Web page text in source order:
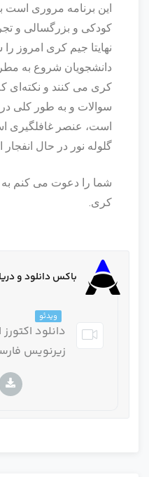
این برنامه مروری است
کودکی و بزرگسالی و
نهایتا جیم کری امروز
دانشجویان شروع به
کری می کنند و نکته‌ای
سوالات و به طور کلی
است، عنصر غافلگیری
گلوله نور در حال
شما را دعوت می کنم به
کری.
باکس دانلود و
دانلود
زیرنویس
ویدئو